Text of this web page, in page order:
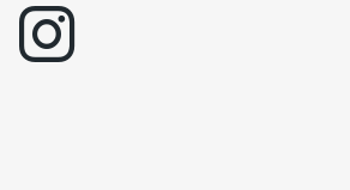
instagram